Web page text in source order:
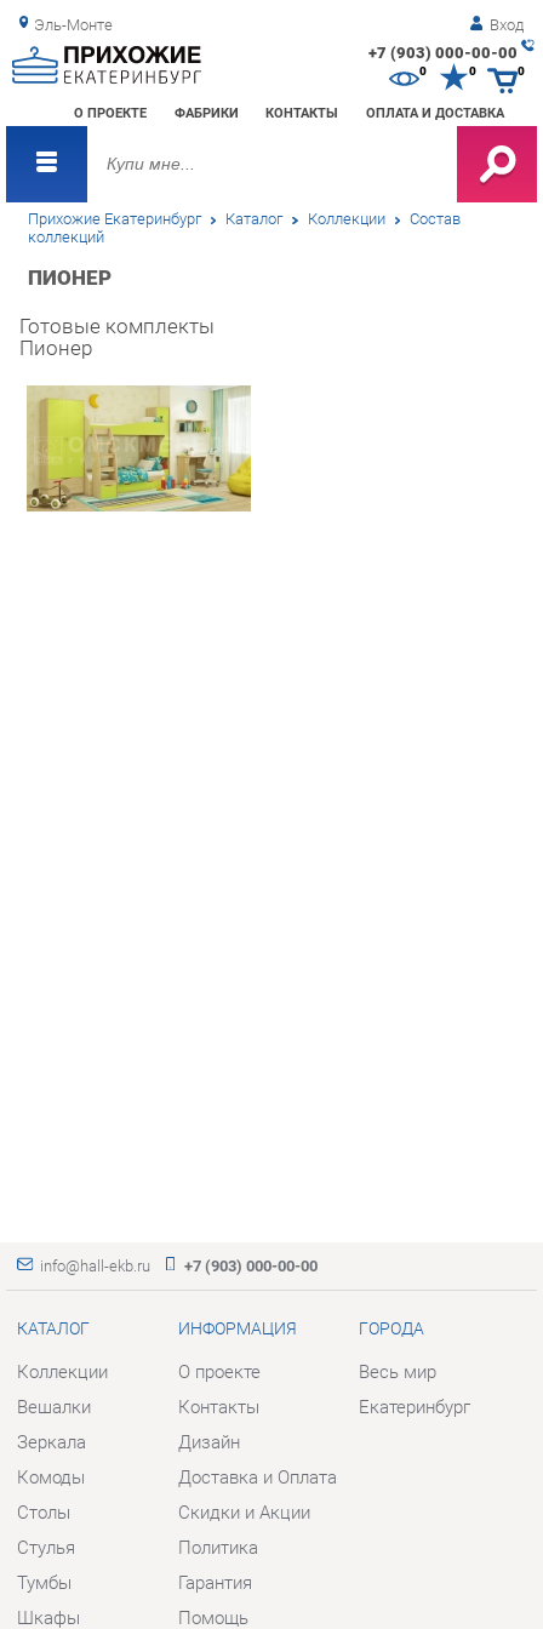
Эль-Монте Вход
+7 (903) 000-00-00
О ПРОЕКТЕ ФАБРИКИ КОНТАКТЫ ОПЛАТА И ДОСТАВКА
0 0
Прихожие Екатеринбург Каталог Коллекции Состав
коллекций
ПИОНЕР
Готовые комплекты
Пионер
КАТАЛОГ
Зеркала
Комоды
Столы
Стулья
Тумбы
Шкафы
Комплектующие
ИНФОРМАЦИЯ
Дизайн
Доставка и Оплата
Скидки и Акции
Политика
Гарантия
Помощь